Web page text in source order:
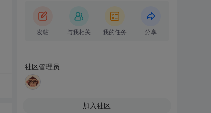
发帖 与我相关 我的任务 分享
社区管理员
加入社区